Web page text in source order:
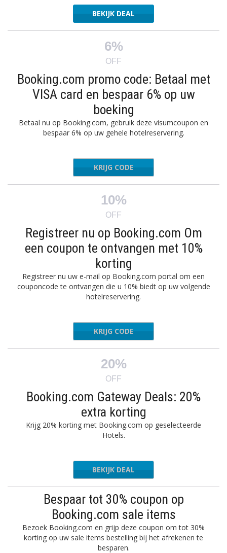
BEKIJK DEAL
6%
OFF
Booking.com promo code: Betaal met
VISA card en bespaar 6% op uw
boeking
Betaal nu op Booking.com, gebruik deze visumcoupon en
bespaar 6% op uw gehele hotelreservering.
ISABKNG
KRIJG CODE
10%
OFF
Registreer nu op Booking.com Om
een coupon te ontvangen met 10%
korting
Registreer nu uw e-mail op Booking.com portal om een
couponcode te ontvangen die u 10% biedt op uw volgende
hotelreservering.
a Email
KRIJG CODE
20%
OFF
Booking.com Gateway Deals: 20%
extra korting
Krijg 20% korting met Booking.com op geselecteerde
Hotels.
BEKIJK DEAL
Bespaar tot 30% coupon op
Booking.com sale items
Bezoek Booking.com en grijp deze coupon om tot 30%
korting op uw sale items bestelling bij het afrekenen te
besparen.